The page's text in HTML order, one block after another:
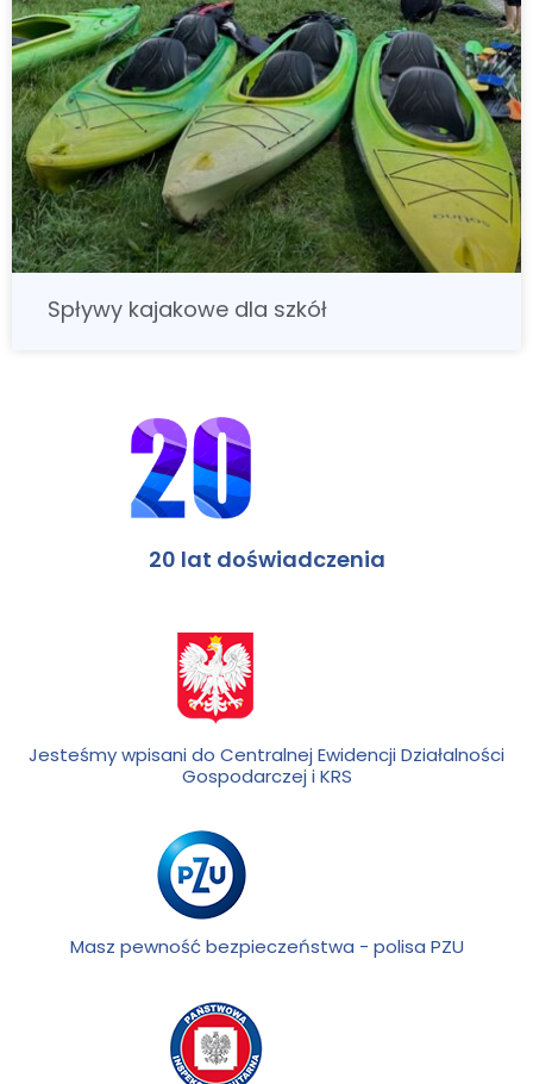
Spływy kajakowe dla szkół
20 lat doświadczenia
Jesteśmy wpisani do Centralnej Ewidencji Działalności
Gospodarczej i KRS
Masz pewność bezpieczeństwa - polisa PZU